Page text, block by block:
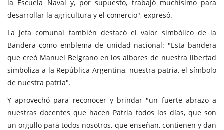
la Escuela Naval y, por supuesto, trabajó muchísimo para
desarrollar la agricultura y el comercio", expresó.
La jefa comunal también destacó el valor simbólico de la
Bandera como emblema de unidad nacional: "Esta bandera
que creó Manuel Belgrano en los albores de nuestra libertad
simboliza a la República Argentina, nuestra patria, el símbolo
de nuestra patria".
Y aprovechó para reconocer y brindar "un fuerte abrazo a
nuestras docentes que hacen Patria todos los días, que son
un orgullo para todos nosotros, que enseñan, contienen y dan